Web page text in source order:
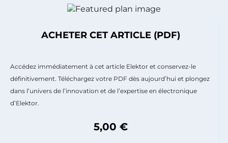
ACHETER CET ARTICLE (PDF)
Accédez immédiatement à cet article Elektor et conservez-le
définitivement. Téléchargez votre PDF dès aujourd’hui et plongez
dans l’univers de l’innovation et de l’expertise en électronique
d’Elektor.
5,00 €